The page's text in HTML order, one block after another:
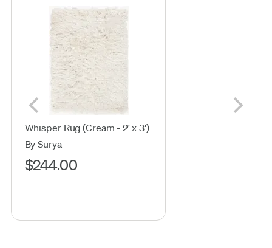
Whisper Rug (Cream - 2' x 3')
By Surya
$244.00